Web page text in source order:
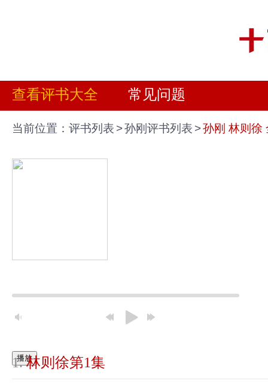
查看评书大全 常见问题
当前位置： 评书列表 >孙刚评书列表 >孙刚 林则徐
播放林则徐第1集